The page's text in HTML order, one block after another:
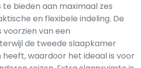
bieden aan maximaal zes
en flexibele indeling. De
van een
de tweede slaapkamer
waardoor het ideaal is voor